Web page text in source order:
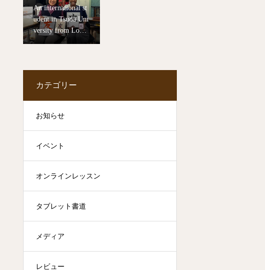
An international st
udent in Tsuda Uni
versity from Lond
on University came
カテゴリー
お知らせ
イベント
オンラインレッスン
タブレット書道
メディア
レビュー